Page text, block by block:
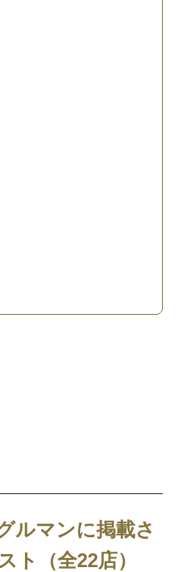
ルマンに掲載さ
ト（全22店）